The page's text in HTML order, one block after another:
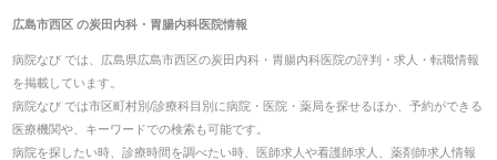
広島市西区の炭田内科・胃腸内科医院情報
病院なび では、 広島県広島市西区の炭田内科・胃腸内科医院の評判・求人・転職情報
を掲載しています。
病院なび では市区町村別/診療科目別に病院・医院・薬局を探せるほか、予約ができる
医療機関や、キーワードでの検索も可能です。
病院を探したい時、診療時間を調べたい時、医師求人や看護師求人、薬剤師求人情報